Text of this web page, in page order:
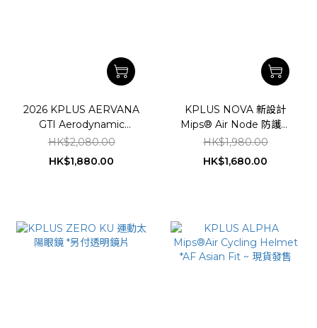
2026 KPLUS AERVANA
GTI Aerodynamic
Cycling Helmet
HK$2,080.00
HK$1,880.00
KPLUS NOVA 新設計
Mips® Air Node 防護系
統 *(現貨發售)
HK$1,980.00
HK$1,680.00